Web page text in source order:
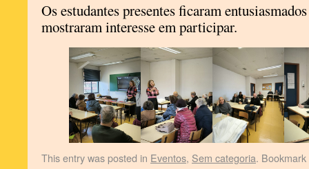
Os estudantes presentes ficaram
mostraram interesse em participar.
This entry was posted in Eventos, Sem categoria.